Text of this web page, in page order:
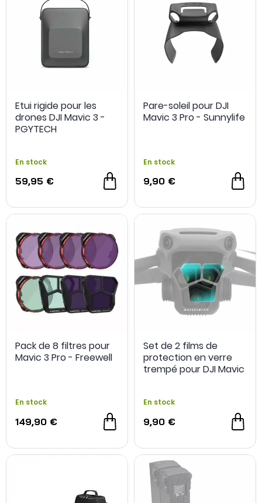
- 10 €
Etui rigide pour les
drones DJI Mavic 3 -
PGYTECH
En stock
59,95 €
Pare-soleil pour DJI
Mavic 3 Pro - Sunnylife
En stock
9,90 €
Pack de 8 filtres pour
Mavic 3 Pro - Freewell
En stock
149,90 €
Set de 2 films de
protection en verre
trempé pour DJI Mavic
En stock
9,90 €